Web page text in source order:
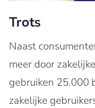
Trots
Naast
meer door
gebruiken 25.000
zakelijke